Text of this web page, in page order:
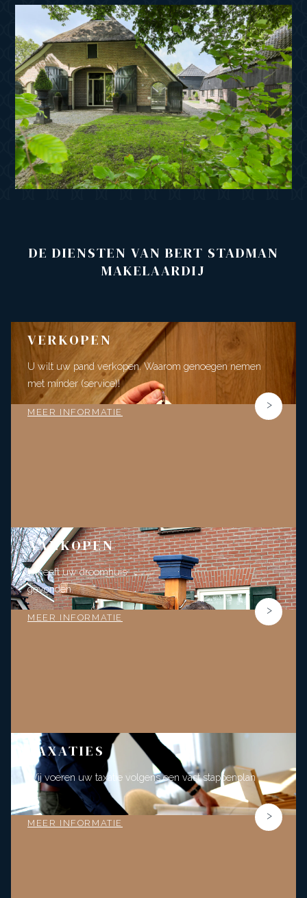
DE DIENSTEN VAN BERT STADMAN
MAKELAARDIJ
VERKOPEN
U wilt uw pand verkopen. Waarom genoegen nemen
met minder (service)!
MEER INFORMATIE
AANKOPEN
U heeft uw droomhuis
gevonden.
MEER INFORMATIE
TAXATIES
Wij voeren uw taxatie volgens een vast stappenplan
uit.
MEER INFORMATIE